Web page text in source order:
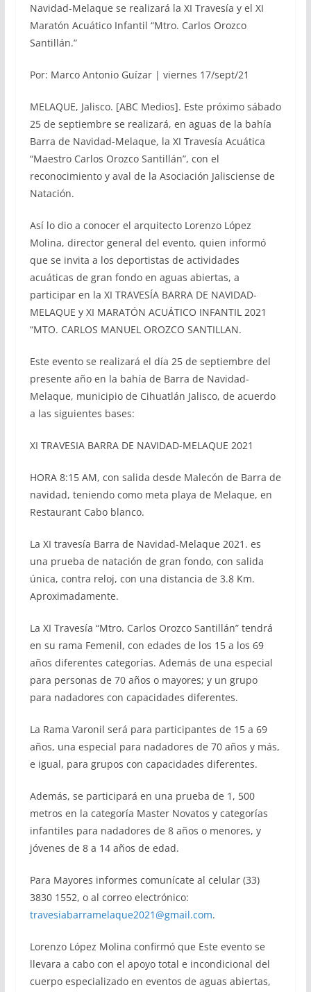
Navidad-Melaque se realizará la XI Travesía y el XI
Maratón Acuático Infantil “Mtro. Carlos Orozco
Santillán.”
Por: Marco Antonio Guízar | viernes 17/sept/21
MELAQUE, Jalisco. [ABC Medios]. Este próximo sábado
25 de septiembre se realizará, en aguas de la bahía
Barra de Navidad-Melaque, la XI Travesía Acuática
“Maestro Carlos Orozco Santillán”, con el
reconocimiento y aval de la Asociación Jalisciense de
Natación.
Así lo dio a conocer el arquitecto Lorenzo López
Molina, director general del evento, quien informó
que se invita a los deportistas de actividades
acuáticas de gran fondo en aguas abiertas, a
participar en la XI TRAVESÍA BARRA DE NAVIDAD-
MELAQUE y XI MARATÓN ACUÁTICO INFANTIL 2021
“MTO. CARLOS MANUEL OROZCO SANTILLAN.
Este evento se realizará el día 25 de septiembre del
presente año en la bahía de Barra de Navidad-
Melaque, municipio de Cihuatlán Jalisco, de acuerdo
a las siguientes bases:
XI TRAVESIA BARRA DE NAVIDAD-MELAQUE 2021
HORA 8:15 AM, con salida desde Malecón de Barra de
navidad, teniendo como meta playa de Melaque, en
Restaurant Cabo blanco.
La XI travesía Barra de Navidad-Melaque 2021. es
una prueba de natación de gran fondo, con salida
única, contra reloj, con una distancia de 3.8 Km.
Aproximadamente.
La XI Travesía “Mtro. Carlos Orozco Santillán” tendrá
en su rama Femenil, con edades de los 15 a los 69
años diferentes categorías. Además de una especial
para personas de 70 años o mayores; y un grupo
para nadadores con capacidades diferentes.
La Rama Varonil será para participantes de 15 a 69
años, una especial para nadadores de 70 años y más,
e igual, para grupos con capacidades diferentes.
Además, se participará en una prueba de 1, 500
metros en la categoría Master Novatos y categorías
infantiles para nadadores de 8 años o menores, y
jóvenes de 8 a 14 años de edad.
Para Mayores informes comunícate al celular (33)
3830 1552, o al correo electrónico:
travesiabarramelaque2021@gmail.com.
Lorenzo López Molina confirmó que Este evento se
llevara a cabo con el apoyo total e incondicional del
cuerpo especializado en eventos de aguas abiertas,